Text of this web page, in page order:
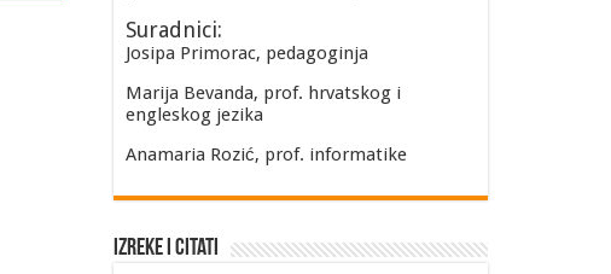
Suradnici:
Josipa Primorac, pedagoginja
Marija Bevanda, prof. hrvatskog i
engleskog jezika
Anamaria Rozić, prof. informatike
Izreke i Citati